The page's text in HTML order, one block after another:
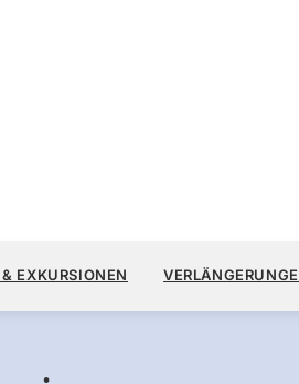
San Cristóbal,
EXKURSIONEN